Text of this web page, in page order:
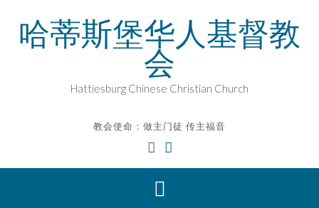
content哈蒂斯堡华人基督教
会
Hattiesburg Chinese Christian Church
教会使命：做主门徒 传主福音